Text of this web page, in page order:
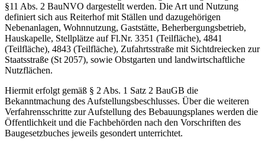
§11 Abs. 2 BauNVO dargestellt werden. Die Art und Nutzung
definiert sich aus Reiterhof mit Ställen und dazugehörigen
Nebenanlagen, Wohnnutzung, Gaststätte, Beherbergungsbetrieb,
Hauskapelle, Stellplätze auf Fl.Nr. 3351 (Teilfläche), 4841
(Teilfläche), 4843 (Teilfläche), Zufahrtsstraße mit Sichtdreiecken zur
Staatsstraße (St 2057), sowie Obstgarten und landwirtschaftliche
Nutzflächen.
Hiermit erfolgt gemäß § 2 Abs. 1 Satz 2 BauGB die
Bekanntmachung des Aufstellungsbeschlusses. Über die weiteren
Verfahrensschritte zur Aufstellung des Bebauungsplanes werden die
Öffentlichkeit und die Fachbehörden nach den Vorschriften des
Baugesetzbuches jeweils gesondert unterrichtet.